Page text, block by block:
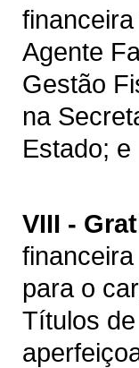
Agente
Gestão
na
Estado; e
VIII -
para o
Títulos